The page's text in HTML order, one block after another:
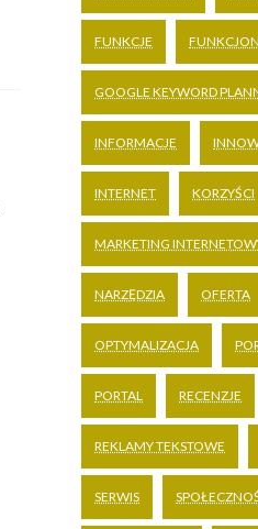
FUNKCJE
GOOGLE KEYWORD
INFORMACJE
INTERNET KORZYŚCI
MARKETING
NARZĘDZIA OFERTA
OPTYMALIZACJA
PORTAL RECENZJE
REKLAMY TEKSTOWE
SERWIS